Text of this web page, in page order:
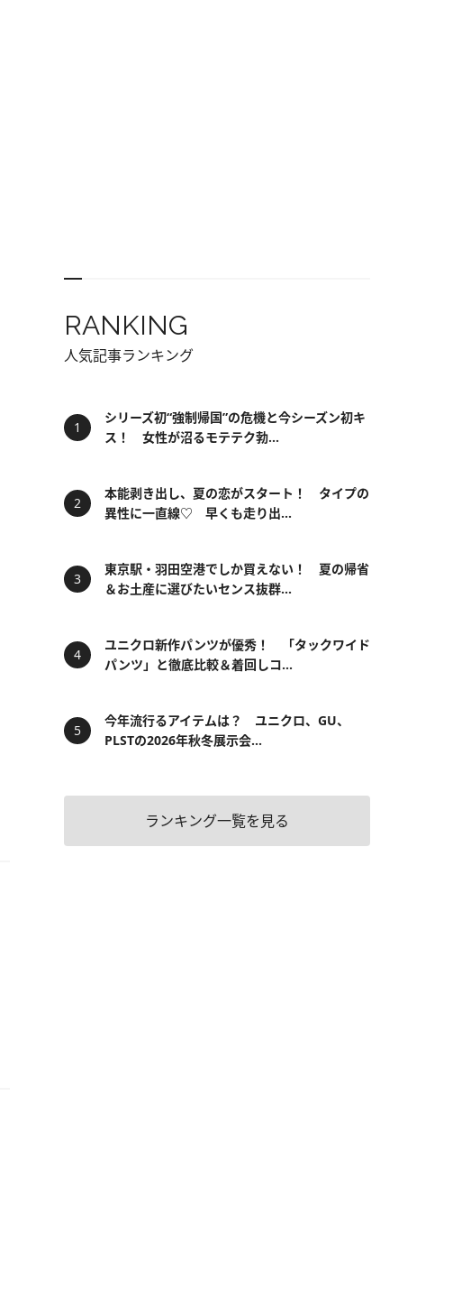
RANKING
人気記事ランキング
シリーズ初“強制帰国”の危機と今シーズン初キ
ス！ 女性が沼るモテテク勃...
本能剥き出し、夏の恋がスタート！ タイプの
異性に一直線♡ 早くも走り出...
東京駅・羽田空港でしか買えない！ 夏の帰省
＆お土産に選びたいセンス抜群...
ユニクロ新作パンツが優秀！ 「タックワイド
パンツ」と徹底比較＆着回しコ...
今年流行るアイテムは？ ユニクロ、GU、
PLSTの2026年秋冬展示会...
ランキング一覧を見る